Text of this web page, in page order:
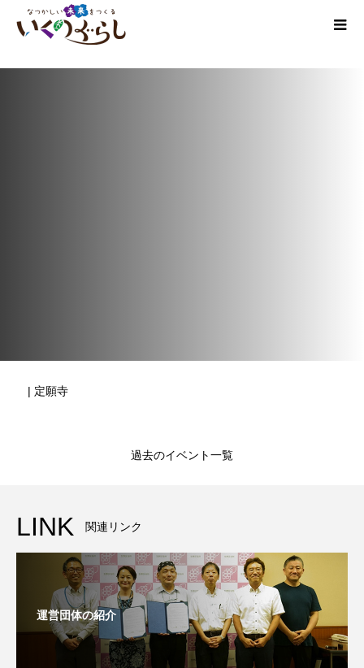
| 定願寺
過去のイベント一覧
LINK 関連リンク
運営団体の紹介